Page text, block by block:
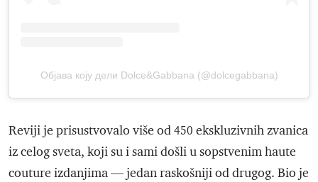
Објава коју дели Dolce&Gabbana (@dolcegabbana)
Reviji je prisustvovalo više od 450 ekskluzivnih zvanica
iz celog sveta, koji su i sami došli u sopstvenim haute
couture izdanjima — jedan raskošniji od drugog. Bio je